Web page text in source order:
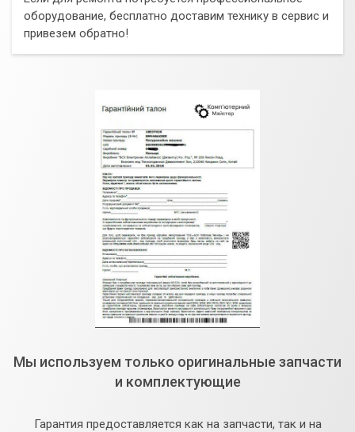
оборудование, бесплатно доставим технику в сервис и
привезем обратно!
Мы используем только оригинальные запчасти
и комплектующие
Гарантия предоставляется как на запчасти, так и на